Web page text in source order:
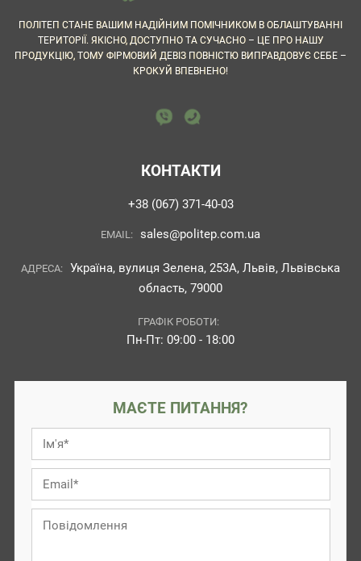
ПОЛІТЕП СТАНЕ ВАШИМ НАДІЙНИМ ПОМІЧНИКОМ В ОБЛАШТУВАННІ
ТЕРИТОРІЇ. ЯКІСНО, ДОСТУПНО ТА СУЧАСНО – ЦЕ ПРО НАШУ
ПРОДУКЦІЮ, ТОМУ ФІРМОВИЙ ДЕВІЗ ПОВНІСТЮ ВИПРАВДОВУЄ СЕБЕ –
КРОКУЙ ВПЕВНЕНО!
КОНТАКТИ
+38 (067) 371-40-03
EMAIL: sales@politep.com.ua
АДРЕСА:
Україна, вулиця Зелена, 253А, Львів, Львівська
область, 79000
ГРАФІК РОБОТИ:
Пн-Пт: 09:00 - 18:00
МАЄТЕ ПИТАННЯ?